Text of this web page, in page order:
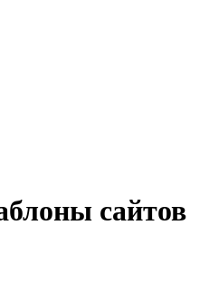
сайтов